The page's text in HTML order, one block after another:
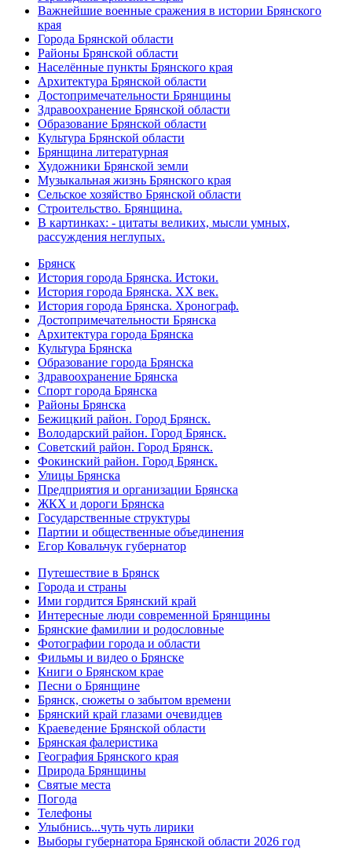
Важнейшие военные сражения в истории Брянского
края
Города Брянской области
Районы Брянской области
Населённые пункты Брянского края
Архитектура Брянской области
Достопримечательности Брянщины
Здравоохранение Брянской области
Образование Брянской области
Культура Брянской области
Брянщина литературная
Художники Брянской земли
Музыкальная жизнь Брянского края
Сельское хозяйство Брянской области
Строительство. Брянщина.
В картинках: - цитаты великих, мысли умных,
рассуждения неглупых.
Брянск
История города Брянска. Истоки.
История города Брянска. XX век.
История города Брянска. Хронограф.
Достопримечательности Брянска
Архитектура города Брянска
Культура Брянска
Образование города Брянска
Здравоохранение Брянска
Спорт города Брянска
Районы Брянска
Бежицкий район. Город Брянск.
Володарский район. Город Брянск.
Советский район. Город Брянск.
Фокинский район. Город Брянск.
Улицы Брянска
Предприятия и организации Брянска
ЖКХ и дороги Брянска
Государственные структуры
Партии и общественные объединения
Егор Ковальчук губернатор
Путешествие в Брянск
Города и страны
Ими гордится Брянский край
Интересные люди современной Брянщины
Брянские фамилии и родословные
Фотографии города и области
Фильмы и видео о Брянске
Книги о Брянском крае
Песни о Брянщине
Брянск, сюжеты о забытом времени
Брянский край глазами очевидцев
Краеведение Брянской области
Брянская фалеристика
География Брянского края
Природа Брянщины
Святые места
Погода
Телефоны
Улыбнись...чуть чуть лирики
Выборы губернатора Брянской области 2026 год